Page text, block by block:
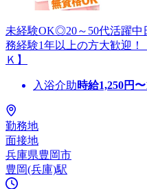
未経験OK◎20～50代活躍
務経験1年以上の方大歓迎
Ｋ】
入浴介助時給1,250円〜
勤務地
面接地
兵庫県豊岡市
豊岡(兵庫)駅